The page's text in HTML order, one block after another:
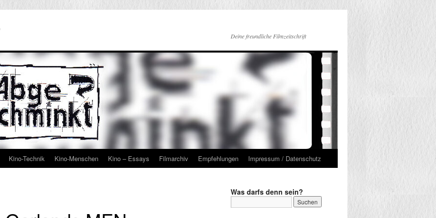
Deine freundliche Filmzeitschrift
Kino-Technik Kino-Menschen Kino – Essays Filmarchiv Empfehlungen Impressum / Datenschutz
Was darfs denn sein?